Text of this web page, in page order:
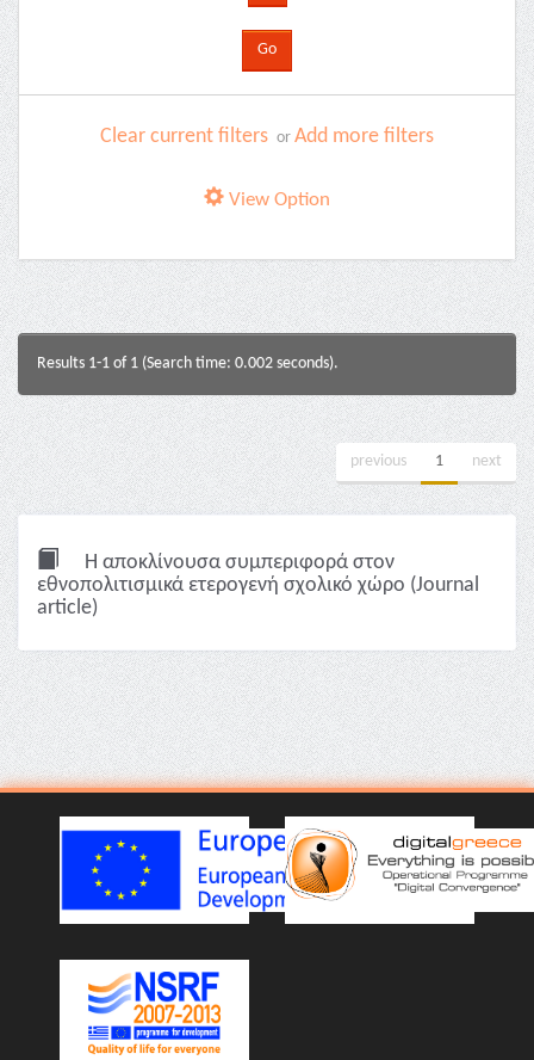
Clear current filters or Add more filters
View Option
Results 1-1 of 1 (Search time: 0.002 seconds).
previous 1 next
Η αποκλίνουσα συμπεριφορά στον
εθνοπολιτισμικά ετερογενή σχολικό χώρο (Journal
article)